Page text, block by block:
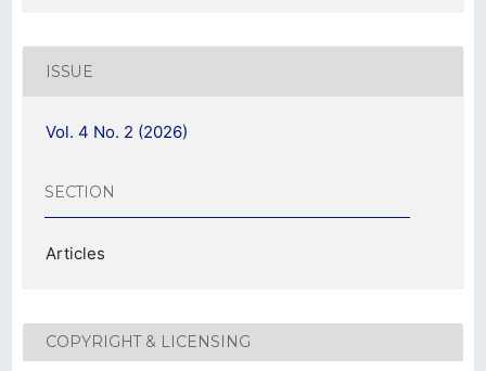
ISSUE
Vol. 4 No. 2 (2026)
SECTION
Articles
COPYRIGHT & LICENSING